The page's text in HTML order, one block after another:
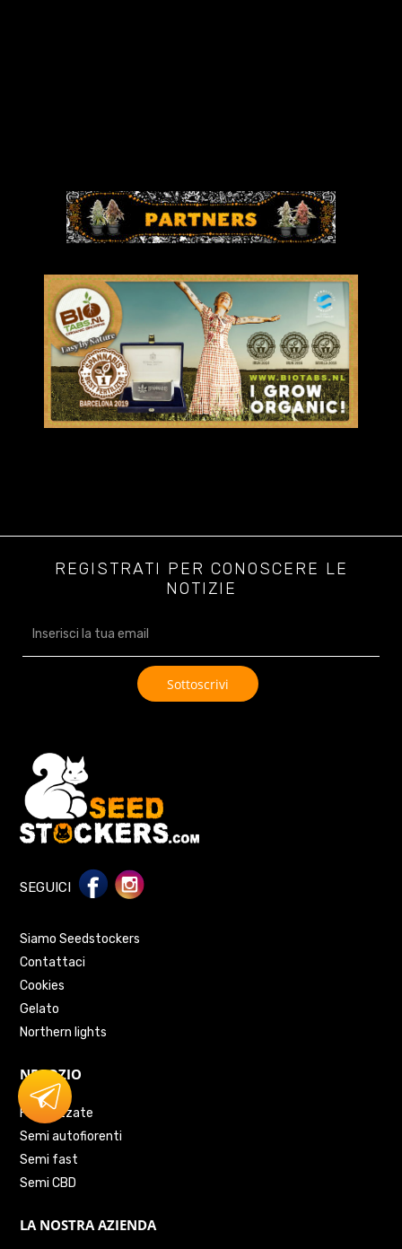
REGISTRATI PER CONOSCERE LE
NOTIZIE
SEGUICI
Siamo Seedstockers
Contattaci
Cookies
Gelato
Northern lights
NEGOZIO
Feminizzate
Semi autofiorenti
Semi fast
Semi CBD
LA NOSTRA AZIENDA